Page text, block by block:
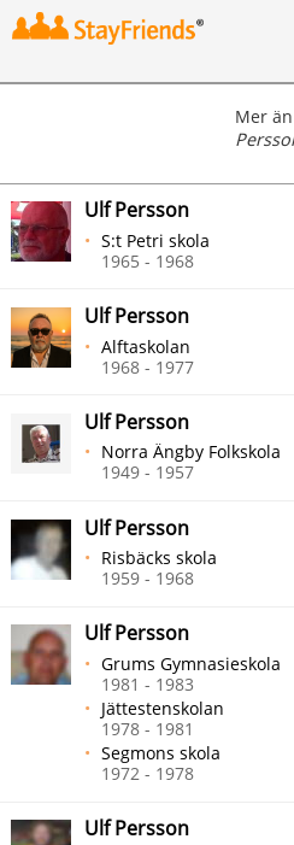
Sök
Mer än
Ulf Persson
S:t Petri skola
1965 - 1968
Ulf Persson
Alftaskolan
1968 - 1977
Ulf Persson
Norra Ängby Folkskola
1949 - 1957
Ulf Persson
Risbäcks skola
1959 - 1968
Ulf Persson
Grums Gymnasieskola
1981 - 1983
Jättestenskolan
1978 - 1981
Segmons skola
1972 - 1978
Ulf Persson